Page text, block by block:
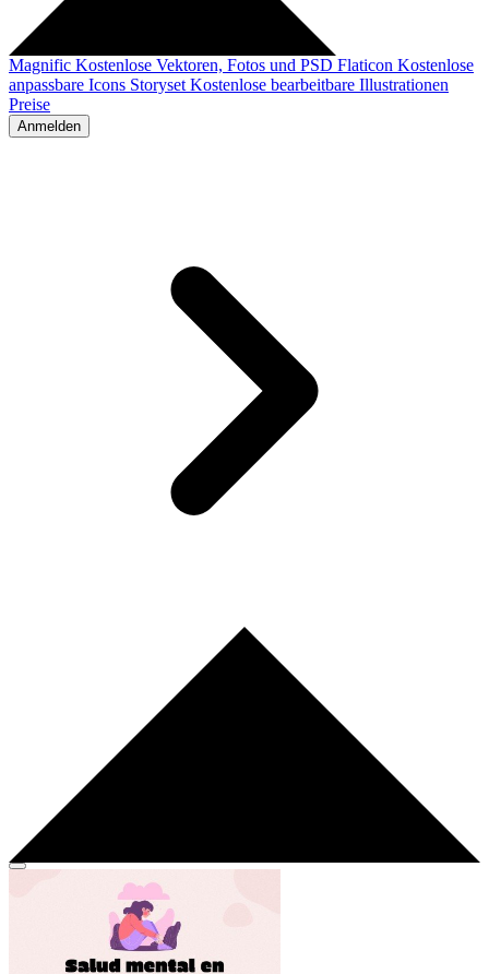
Magnific Kostenlose Vektoren, Fotos und PSD Flaticon Kostenlose
anpassbare Icons Storyset Kostenlose bearbeitbare Illustrationen
Preise
Anmelden